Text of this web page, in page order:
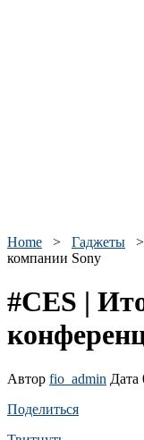
Home > Гаджеты
компании Sony
#CES |
Автор fio_admin Дата
Поделиться